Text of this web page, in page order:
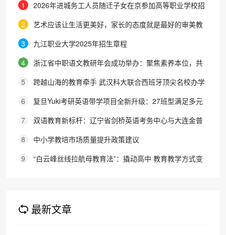
1
2026年进城务工人员随迁子女在京参加高等职业学校招
生考试报名通知
2
艺术应该让生活更美好，家长的态度就是最好的审美教
育！
3
九江职业大学2025年招生章程
4
浙江省中职语文教研年会成功举办：聚焦素养本位，共
探职教语文教学新路径
5
跨越山海的教育牵手 武汉科大联合西班牙顶尖名校办学
院，首届新生入学
6
复旦Yuki考研英语带学项目全新升级：27班型满足多元
需求，协议保障助力考研梦想
7
双语教育新标杆：辽宁省剑桥英语考务中心与大连金普
新区华美双语学校签约剑桥英语体系教学示范学校
8
中小学教培市场质量提升政策建议
9
“白云峰丝线拉航母教育法”：撬动高中 教育教学方式变
最新文章